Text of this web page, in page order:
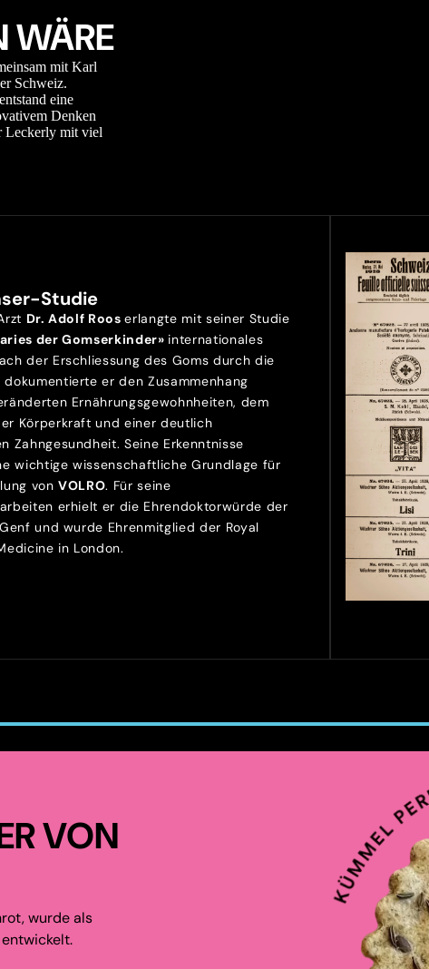
WÄRE
mit Karl
Schweiz.
eine
Denken
Leckerly mit viel
Studie
Dr. Adolf Rooserlangte mit seiner Studie
der Gomserkinder» internationales
der Erschliessung des Goms durch die
dokumentierte er den Zusammenhang
Ernährungsgewohnheiten, dem
Körperkraft und einer deutlich
Zahngesundheit. Seine Erkenntnisse
wichtige wissenschaftliche Grundlage für
vonVOLRO. Für seine
erhielt er die Ehrendoktorwürde der
und wurde Ehrenmitglied der Royal
in London.
VON
wurde als